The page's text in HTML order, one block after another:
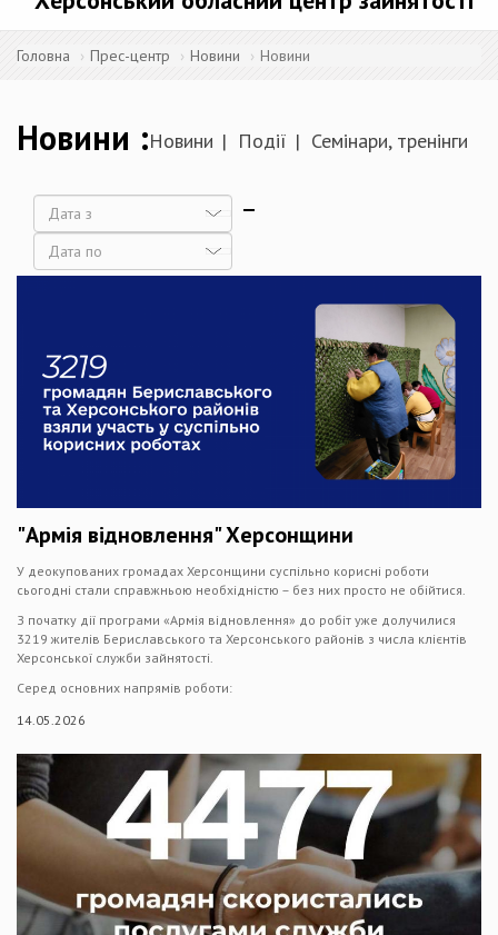
Головна Прес-центр Новини Новини
Новини Новини Події Семінари, тренінги
Дата
Дата
"Армія відновлення" Херсонщини
У деокупованих громадах Херсонщини суспільно корисні роботи
сьогодні стали справжньою необхідністю – без них просто не обійтися.
З початку дії програми «Армія відновлення» до робіт уже долучилися
3219 жителів Бериславського та Херсонського районів з числа клієнтів
Херсонської служби зайнятості.
Серед основних напрямів роботи:
14.05.2026